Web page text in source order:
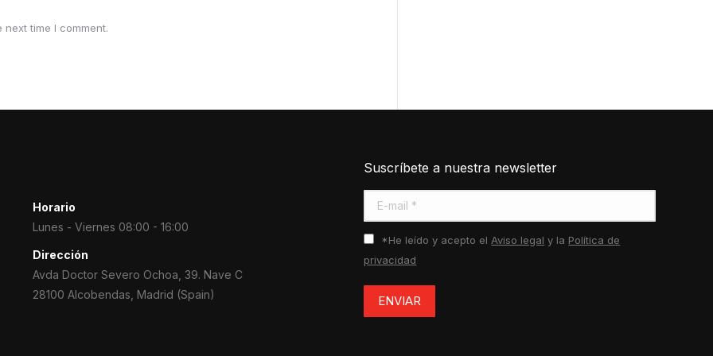
time I comment.
Horario
Lunes - Viernes 08:00 - 16:00
Dirección
Avda Doctor Severo Ochoa, 39. Nave C
28100 Alcobendas, Madrid (Spain)
Suscríbete a nuestra newsletter
E-mail *
*He leído y acepto el Aviso legal y la Política de
privacidad
ENVIAR